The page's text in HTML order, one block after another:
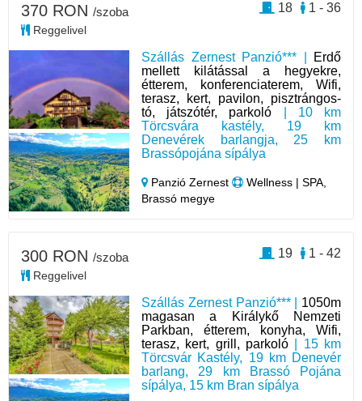
Szállás Zernest Panzió*** |
Erdő
mellett kilátással a hegyekre,
étterem, konferenciaterem, Wifi,
terasz, kert, pavilon, pisztrángos-
tó, játszótér, parkoló | 10 km
Törcsvára kastély, 19 km
Denevérek barlangja, 25 km
Brassópojána sípálya
Panzió Zernest
Wellness | SPA,
Brassó megye
370 RON /szoba
Reggelivel
1 - 36
18
Szállás Zernest Panzió*** | 1050m
magasan a Királykő Nemzeti
Parkban, étterem, konyha, Wifi,
terasz, kert, grill, parkoló | 15 km
Törcsvár Kastély, 19 km Denevér
barlang, 29 km Brassó Pojána
sípálya, 15 km Bran sípálya
300 RON /szoba
Reggelivel
1 - 42
19